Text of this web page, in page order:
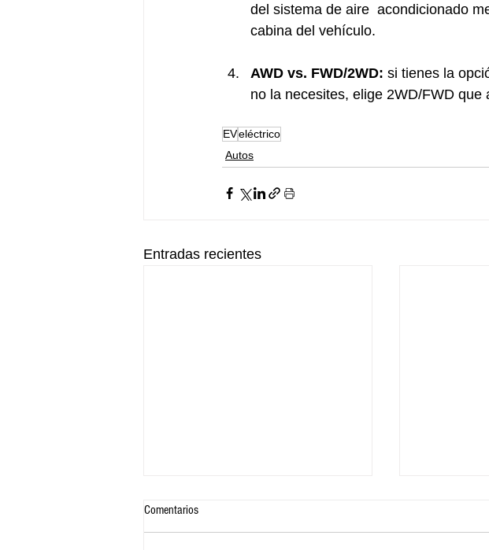
del sistema de aire  acondicionado
cabina del vehículo.
AWD vs. FWD/2WD: si tienes la
no la necesites, elige 2WD/FWD que
EVeléctrico
Autos
Entradas recientes
Comentarios